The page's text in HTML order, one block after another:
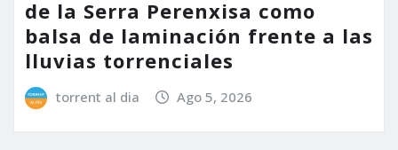
de la Serra Perenxisa como
balsa de laminación frente a las
lluvias torrenciales
torrent al dia Ago 5, 2026